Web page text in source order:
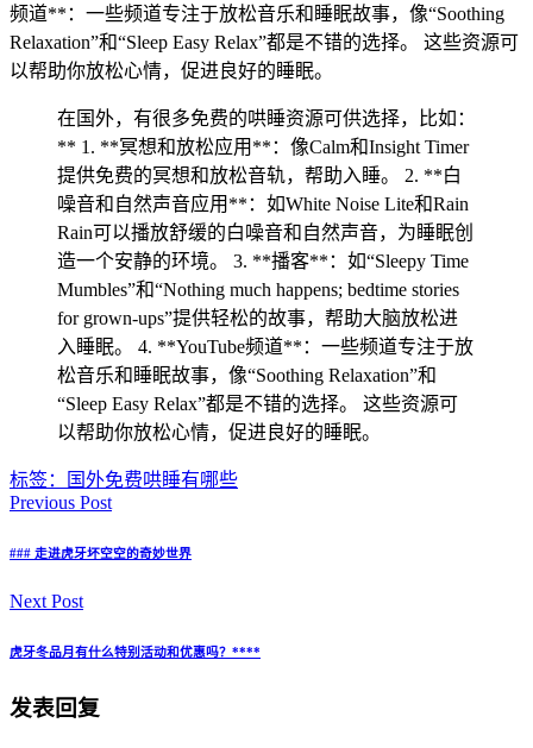
频道**：一些频道专注于放松音乐和睡眠故事，像“Soothing
Relaxation”和“Sleep Easy Relax”都是不错的选择。 这些资源可
以帮助你放松心情，促进良好的睡眠。
在国外，有很多免费的哄睡资源可供选择，比如：
** 1. **冥想和放松应用**：像Calm和Insight Timer
提供免费的冥想和放松音轨，帮助入睡。 2. **白
噪音和自然声音应用**：如White Noise Lite和Rain
Rain可以播放舒缓的白噪音和自然声音，为睡眠创
造一个安静的环境。 3. **播客**：如“Sleepy Time
Mumbles”和“Nothing much happens; bedtime stories
for grown-ups”提供轻松的故事，帮助大脑放松进
入睡眠。 4. **YouTube频道**：一些频道专注于放
松音乐和睡眠故事，像“Soothing Relaxation”和
“Sleep Easy Relax”都是不错的选择。 这些资源可
以帮助你放松心情，促进良好的睡眠。
标签：
国外免费哄睡有哪些
Previous Post
### 走进虎牙坏空空的奇妙世界
Next Post
虎牙冬品月有什么特别活动和优惠吗？****
发表回复